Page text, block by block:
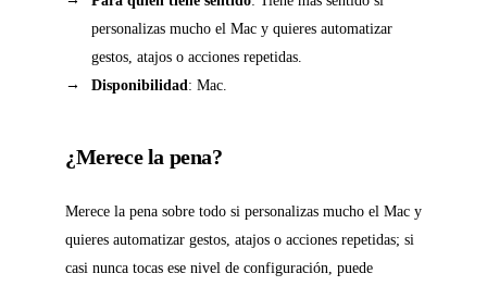
personalizas mucho el Mac y quieres automatizar
gestos, atajos o acciones repetidas.
Disponibilidad: Mac.
¿Merece la pena?
Merece la pena sobre todo si personalizas mucho el Mac y
quieres automatizar gestos, atajos o acciones repetidas; si
casi nunca tocas ese nivel de configuración, puede